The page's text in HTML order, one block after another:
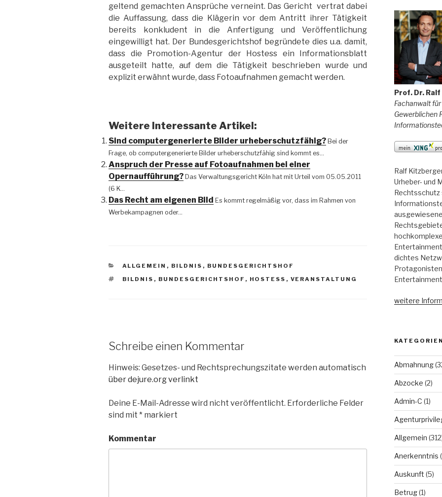
geltend gemachten Ansprüche verneint. Das Gericht vertrat dabei
die Auffassung, dass die Klägerin vor dem Antritt ihrer Tätigkeit
bereits konkludent in die Anfertigung und Veröffentlichung
eingewilligt hat. Der Bundesgerichtshof begründete dies u.a. damit,
dass die Promotion-Agentur der Hostess ein Informationsblatt
ausgeteilt hatte, auf dem die Tätigkeit beschrieben wurde und
explizit erwähnt wurde, dass Fotoaufnahmen gemacht werden.
Weitere Interessante Artikel:
Sind computergenerierte Bilder urheberschutzfähig? Bei der
Frage, ob computergenerierte Bilder urheberschutzfähig sind kommt es...
Anspruch der Presse auf Fotoaufnahmen bei einer
Opernaufführung? Das Verwaltungsgericht Köln hat mit Urteil vom 05.05.2011
(6 K...
Das Recht am eigenen Bild Es kommt regelmäßig vor, dass im Rahmen von
Werbekampagnen oder...
KATEGORIEN
ALLGEMEIN , BILDNIS , BUNDESGERICHTSHOF
SCHLAGWÖRTER
BILDNIS , BUNDESGERICHTSHOF , HOSTESS , VERANSTALTUNG
Schreibe einen Kommentar
Hinweis: Gesetzes- und Rechtsprechungszitate werden automatisch
über dejure.org verlinkt
Deine E-Mail-Adresse wird nicht veröffentlicht. Erforderliche Felder
sind mit * markiert
Kommentar
Prof. Dr.
Fachanwalt
Gewerblichen
Ralf
Urheber- und
Rechtsschutz
dichtes
weitere
KATEGORIEN
Abmahnung
Abzocke (2)
Admin-C (1)
Allgemein
Anerkenntnis
Auskunft (5)
Betrug(1)